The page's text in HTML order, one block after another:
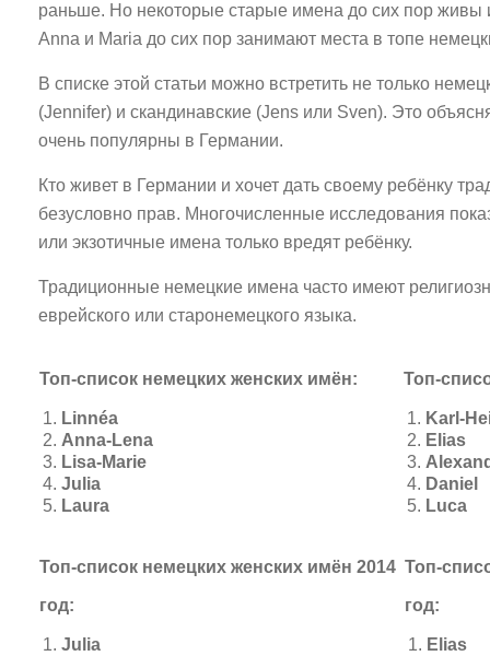
раньше. Но некоторые старые имена до сих пор живы
Anna и Maria до сих пор занимают места в топе
В списке этой статьи можно встретить не только
(Jennifer) и скандинавские (Jens или Sven). Это
очень популярны в Германии.
Кто живет в Германии и хочет дать своему ребёнку
безусловно прав. Многочисленные исследования
или экзотичные имена только вредят ребёнку.
Традиционные немецкие имена часто имеют
еврейского или старонемецкого языка.
Топ-список немецких женских имён:
Linnéa
Anna-Lena
Lisa-Marie
Julia
Laura
Топ-
Karl-
Elias
Daniel
Luca
Топ-список немецких женских имён 2014
год:
Julia
Топ-
год:
Elias